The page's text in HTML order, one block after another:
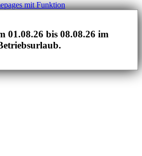
mit Funktion
01.08.26 bis 08.08.26 im